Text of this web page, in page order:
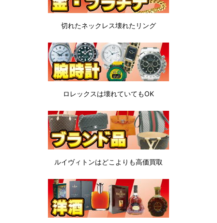
切れたネックレス壊れたリング
ロレックスは壊れていてもOK
ルイヴィトンはどこよりも高価買取